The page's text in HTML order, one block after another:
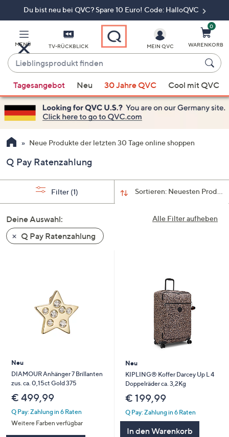
Du bist neu bei QVC? Spare 10 Euro! Code: HalloQVC
MENÜ TV-RÜCKBLICK
Lieblingsprodukt
finden
Vorschläge
verfügbar
sind,
verwenden
Sie
Pfeiltasten
nach
und
nach
unten
oder
um
diese
anzuzeigen.
MEIN QVC
0
WARENKORB
Tagesangebot Neu 30 Jahre QVC Cool mit QVC
Neue Produkte der letzten 30 Tage online shoppen
Q Pay Ratenzahlung
Sortieren: Neuesten
Filter (1)
Alle Filter aufheben
Deine Auswahl:
Q Pay Ratenzahlung
Neu
DIAMOUR Anhänger 7 Brillanten
zus. ca. 0,15ct Gold 375
€ 499,99
Q Pay: Zahlung in 6 Raten
Weitere Farben verfügbar
Neu
KIPLING® Koffer Darcey Up L 4
Doppelräder ca. 3,2Kg
€ 199,99
Q Pay: Zahlung in 6 Raten
In den Warenkorb